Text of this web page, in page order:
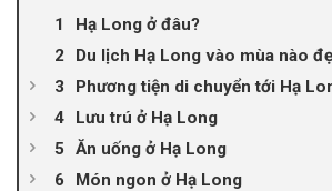
Hạ Long ở đâu?
Du lịch Hạ Long vào mùa nào
Phương tiện di chuyển tới Hạ
Lưu trú ở Hạ Long
Ăn uống ở Hạ Long
Món ngon ở Hạ Long